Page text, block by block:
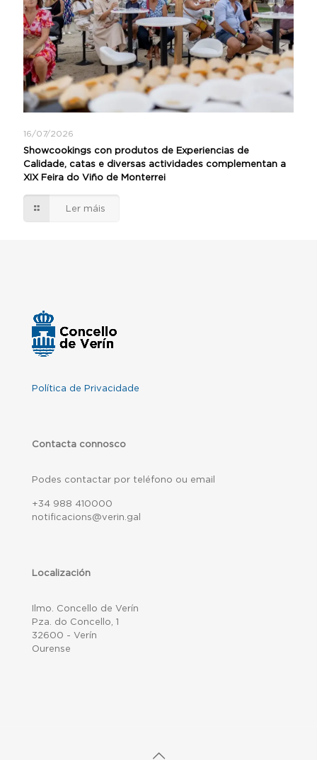
16/07/2026
Showcookings con produtos de Experiencias de
Calidade, catas e diversas actividades complementan a
XIX Feira do Viño de Monterrei
Ler máis
Política de Privacidade
Contacta connosco
Podes contactar por teléfono ou email
+34 988 410000
notificacions@verin.gal
Localización
Ilmo. Concello de Verín
Pza. do Concello, 1
32600 - Verín
Ourense